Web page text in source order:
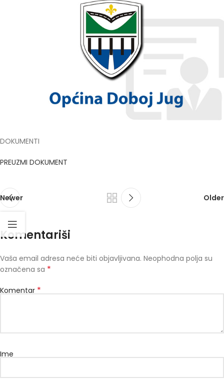
DOKUMENTI
PREUZMI DOKUMENT
Newer Older
Komentariši
Vaša email adresa neće biti objavljivana. Neophodna polja su
označena sa *
Komentar *
Ime